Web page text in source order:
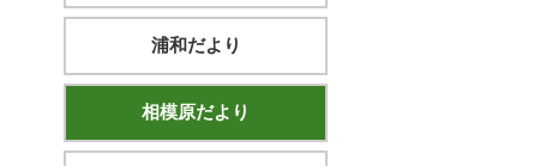
浦和だより
相模原だより